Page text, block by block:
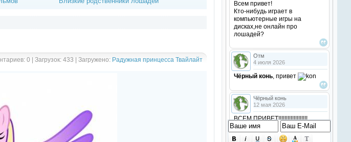
0 | Загрузок: 433 | Загружено: Радужная принцесса Твайлайт
Всем привет!
Кто-нибудь играет в
компьютерные игры на
дисках,не онлайн про
лошадей?
Отм
4 июля 2026
Чёрный конь, привет
Чёрный конь
12 мая 2026
ВСЕМ ПРИВЕТ!!!!!!!!!!!!!!!!!!!
!!!!